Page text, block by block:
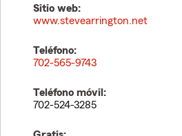
Sitio web:
www.stevearrington.net
Teléfono:
702-565-9743
Teléfono móvil:
702-524-3285